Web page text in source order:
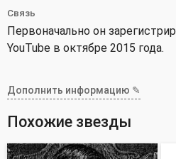
Связь
Первоначально он
YouTube в октябре 2015 года.
Дополнить информацию ✎
Похожие звезды